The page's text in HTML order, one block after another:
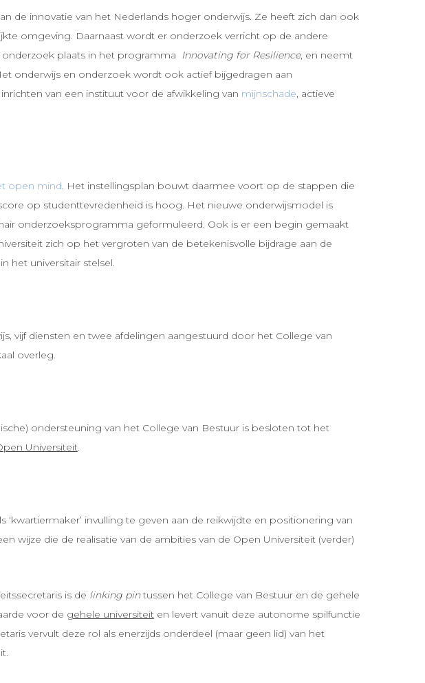
de innovatie van het Nederlands hoger onderwijs. Ze heeft zich dan ook
omgeving. Daarnaast wordt er onderzoek verricht op de andere
plaats in het programma Innovating for Resilience, en neemt
onderwijs en onderzoek wordt ook actief bijgedragen aan
van een instituut voor de afwikkeling van mijnschade, actieve
open mind. Het instellingsplan bouwt daarmee voort op de stappen die
op studenttevredenheid is hoog. Het nieuwe onderwijsmodel is
onderzoeksprogramma geformuleerd. Ook is er een begin gemaakt
zich op het vergroten van de betekenisvolle bijdrage aan de
het universitair stelsel.
vijf diensten en twee afdelingen aangestuurd door het College van
overleg.
ondersteuning van het College van Bestuur is besloten tot het
Universiteit.
invulling te geven aan de reikwijdte en positionering van
wijze die de realisatie van de ambities van de Open Universiteit (verder)
is de linking pintussen het College van Bestuur en de gehele
voor de gehele universiteiten levert vanuit deze autonome spilfunctie
vervult deze rol als enerzijds onderdeel (maar geen lid) van het